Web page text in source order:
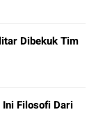
Dibekuk Tim
Ini Filosofi Dari